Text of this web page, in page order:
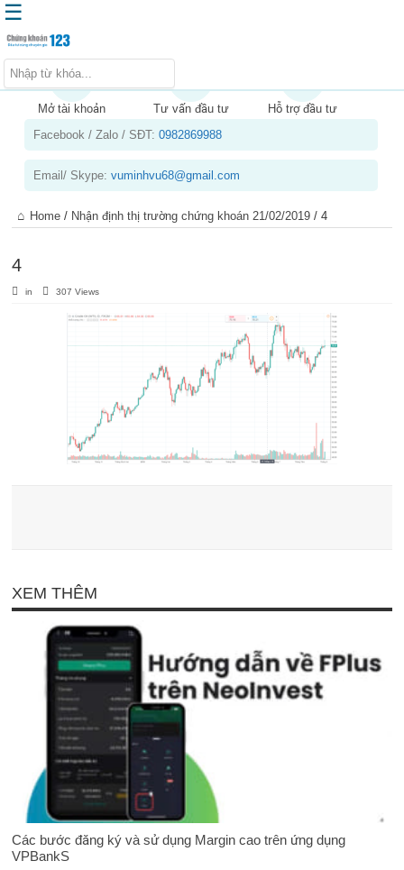
Trang chủ
Kiến thức chứng khoán
Kinh nghiệm đầu tư
Sản phẩm – dịch vụ
Chứng khoán phái sinh
☰
Mở tài khoản Tư vấn đầu tư
Hỗ trợ đầu tư
Facebook / Zalo / SĐT:0982869988
Email/ Skype:vuminhvu68@gmail.com
Home / Nhận định thị trường chứng khoán 21/02/2019 /4
4
in 307 Views
XEM THÊM
Các bước đăng ký và sử dụng Margin cao trên ứng dụng
VPBankS